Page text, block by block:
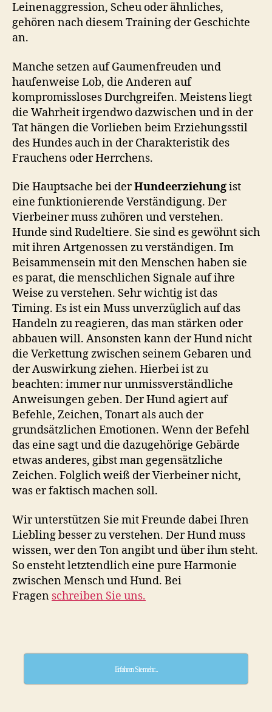
Leinenaggression, Scheu oder ähnliches,
gehören nach diesem Training der Geschichte
an.
Manche setzen auf Gaumenfreuden und
haufenweise Lob, die Anderen auf
kompromissloses Durchgreifen. Meistens liegt
die Wahrheit irgendwo dazwischen und in der
Tat hängen die Vorlieben beim Erziehungsstil
des Hundes auch in der Charakteristik des
Frauchens oder Herrchens.
Die Hauptsache bei derHundeerziehungist
eine funktionierende Verständigung. Der
Vierbeiner muss zuhören und verstehen.
Hunde sind Rudeltiere. Sie sind es gewöhnt sich
mit ihren Artgenossen zu verständigen. Im
Beisammensein mit den Menschen haben sie
es parat, die menschlichen Signale auf ihre
Weise zu verstehen. Sehr wichtig ist das
Timing. Es ist ein Muss unverzüglich auf das
Handeln zu reagieren, das man stärken oder
abbauen will. Ansonsten kann der Hund nicht
die Verkettung zwischen seinem Gebaren und
der Auswirkung ziehen. Hierbei ist zu
beachten: immer nur unmissverständliche
Anweisungen geben. Der Hund agiert auf
Befehle, Zeichen, Tonart als auch der
grundsätzlichen Emotionen. Wenn der Befehl
das eine sagt und die dazugehörige Gebärde
etwas anderes, gibst man gegensätzliche
Zeichen. Folglich weiß der Vierbeiner nicht,
was er faktisch machen soll.
Wir unterstützen Sie mit Freunde dabei Ihren
Liebling besser zu verstehen. Der Hund muss
wissen, wer den Ton angibt und über ihm steht.
So ensteht letztendlich eine pure Harmonie
zwischen Mensch und Hund. Bei
Fragen schreiben Sie uns.
Erfahren Sie mehr...